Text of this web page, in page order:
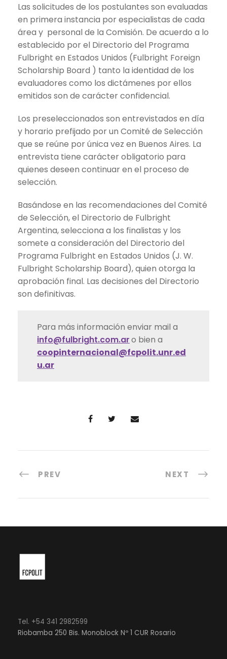
Las solicitudes de los postulantes son evaluadas
en primera instancia por especialistas de cada
área y personal de la Comisión. De acuerdo a lo
establecido por el Directorio del Programa
Fulbright en Estados Unidos (Fulbright Foreign
Scholarship Board ) tanto la identidad de los
evaluadores como los dictámenes por ellos
emitidos son de carácter confidencial.
Los preseleccionados son entrevistados en día
y horario prefijado por un Comité de Selección
que se reúne por única vez en Buenos Aires. La
entrevista tiene carácter obligatorio para
quienes deseen continuar en el proceso de
selección.
Basándose en las recomendaciones del Comité
de Selección, el Directorio de Fulbright
Argentina, selecciona a los finalistas y los
somete a consideración del Directorio del
Programa Fulbright en Estados Unidos (J. W.
Fulbright Scholarship Board), quien otorga la
aprobación final. Las decisiones del Directorio
son definitivas.
Para más información enviar mail a
info@fulbright.com.aro bien a
coopinternacional@fcpolit.unr.ed
u.ar
PREV NEXT
Tel. +54 341 2982599
Riobamba 250 Bis. Monoblock Nº 1 CUR Rosario